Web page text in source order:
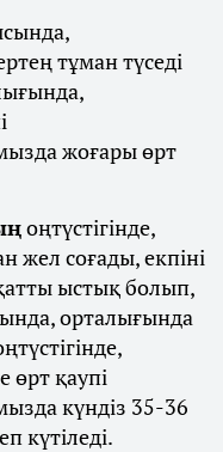
тұман түседі
жоғары өрт
оңтүстігінде,
жел соғады, екпіні
ыстық болып,
орталығында
қаупі
күндіз 35-36
күтіледі.